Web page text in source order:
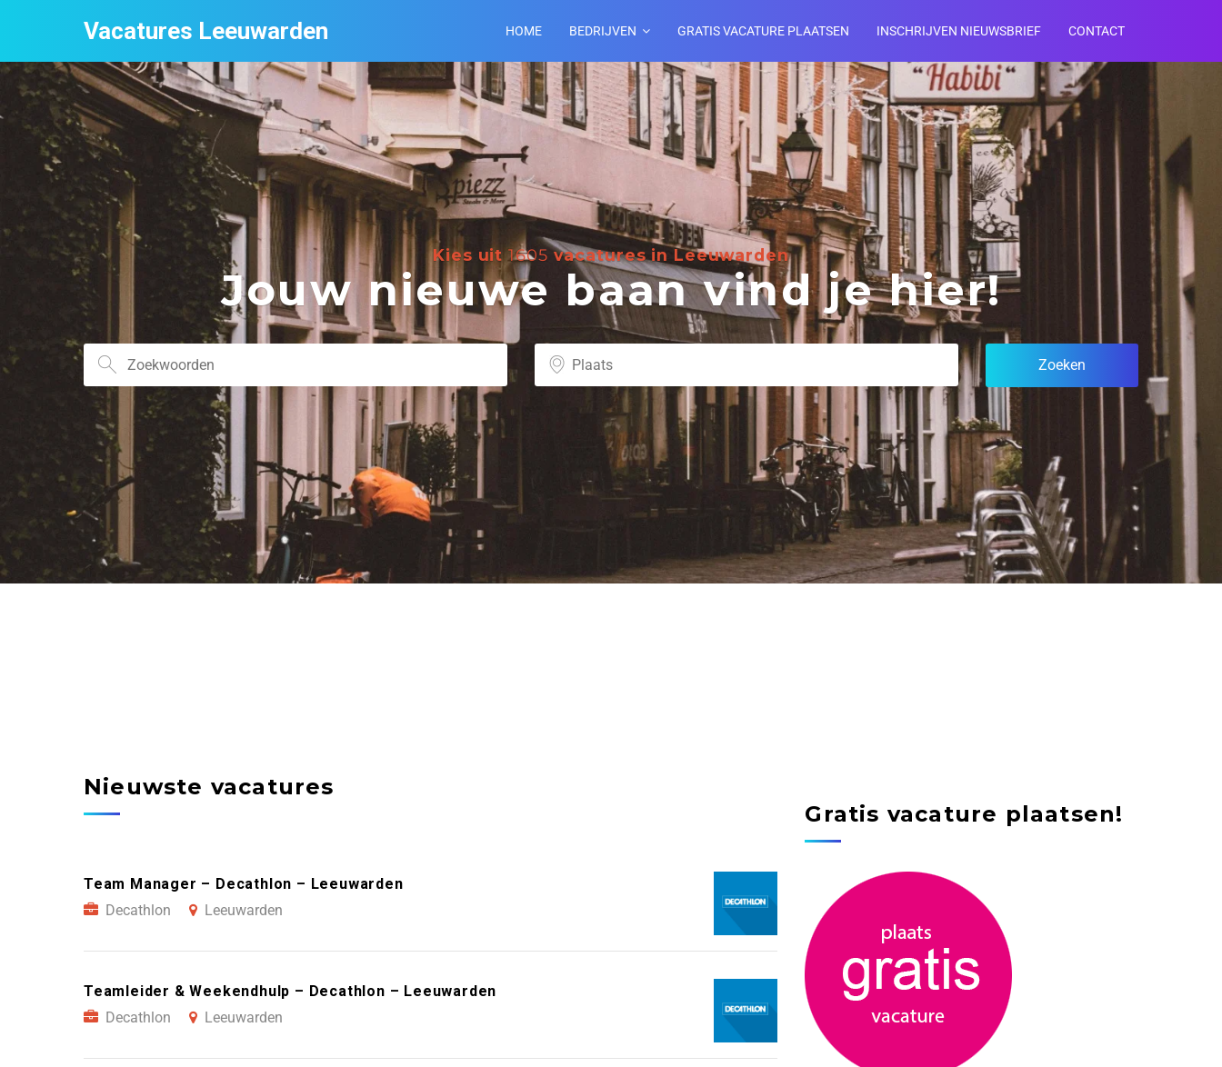
Vacatures Leeuwarden HOME BEDRIJVEN GRATIS VACATURE PLAATSEN INSCHRIJVEN NIEUWSBRIEF CONTACT
Kies uit1605 vacatures in Leeuwarden
Jouw nieuwe baan vind je hier!
Nieuwste vacatures
Team Manager – Decathlon – Leeuwarden
Decathlon
Leeuwarden
Teamleider & Weekendhulp – Decathlon – Leeuwarden
Decathlon
Leeuwarden
Gratis vacature plaatsen!